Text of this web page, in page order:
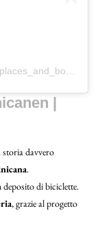
Un post condiviso da Andy reads a lot (@places_and_books)
|
davvero
.
deposito di biciclette.
, grazie al progetto